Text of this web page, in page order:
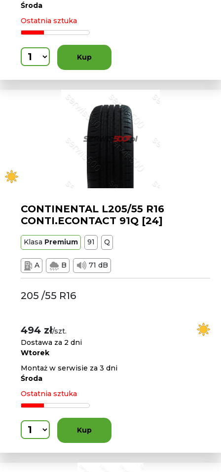
Środa
Ostatnia sztuka
Kup
CONTINENTAL L205/55 R16
CONTI.ECONTACT 91Q [24]
Klasa Premium 91 Q
A B 71 dB
205 /55 R16
494 zł/szt.
Dostawa za 2 dni
Wtorek
Montaż w serwisie za 3 dni
Środa
Ostatnia sztuka
Kup